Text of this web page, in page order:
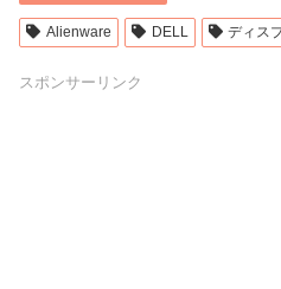
Alienware DELL ディス
スポンサーリンク